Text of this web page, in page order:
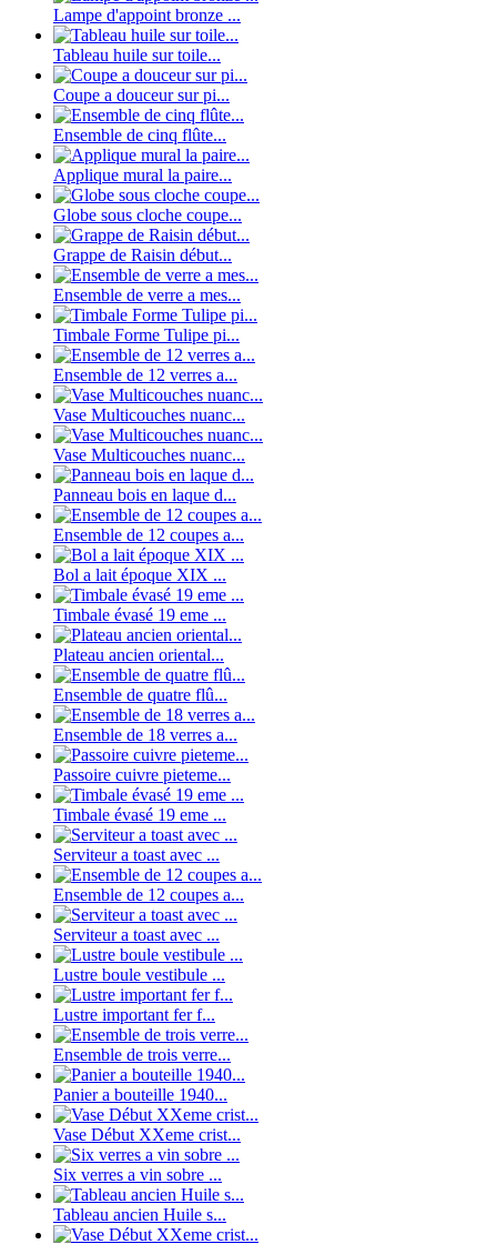
Lampe d'appoint bronze ...
Tableau huile sur toile...
Coupe a douceur sur pi...
Ensemble de cinq flûte...
Applique mural la paire...
Globe sous cloche coupe...
Grappe de Raisin début...
Ensemble de verre a mes...
Timbale Forme Tulipe pi...
Ensemble de 12 verres a...
Vase Multicouches nuanc...
Vase Multicouches nuanc...
Panneau bois en laque d...
Ensemble de 12 coupes a...
Bol a lait époque XIX ...
Timbale évasé 19 eme ...
Plateau ancien oriental...
Ensemble de quatre flû...
Ensemble de 18 verres a...
Passoire cuivre pieteme...
Timbale évasé 19 eme ...
Serviteur a toast avec ...
Ensemble de 12 coupes a...
Serviteur a toast avec ...
Lustre boule vestibule ...
Lustre important fer f...
Ensemble de trois verre...
Panier a bouteille 1940...
Vase Début XXeme crist...
Six verres a vin sobre ...
Tableau ancien Huile s...